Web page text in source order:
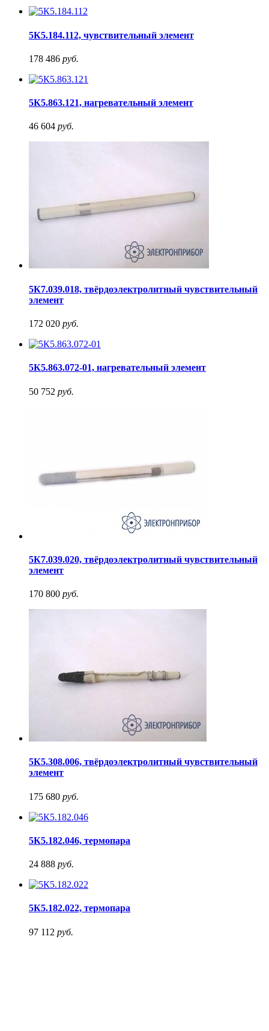
5К5.184.112, чувствительный элемент
178 486 руб.
5К5.863.121, нагревательный элемент
46 604 руб.
5К7.039.018, твёрдоэлектролитный чувствительный
элемент
172 020 руб.
5К5.863.072-01, нагревательный элемент
50 752 руб.
5К7.039.020, твёрдоэлектролитный чувствительный
элемент
170 800 руб.
5К5.308.006, твёрдоэлектролитный чувствительный
элемент
175 680 руб.
5К5.182.046, термопара
24 888 руб.
5К5.182.022, термопара
97 112 руб.